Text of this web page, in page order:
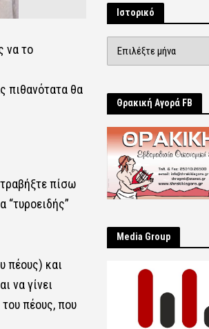
να το
πιθανότατα θα
πίσω
“τυροειδής”
πέους) και
να γίνει
πέους, που
Ιστορικό
Θρακική Αγορά FB
Μedia Group